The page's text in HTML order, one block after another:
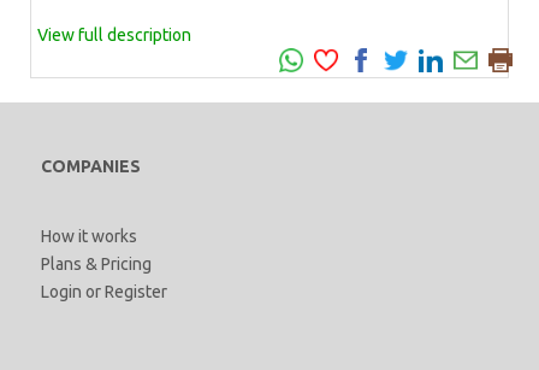
View full description
COMPANIES
How it works
Plans & Pricing
Login orRegister